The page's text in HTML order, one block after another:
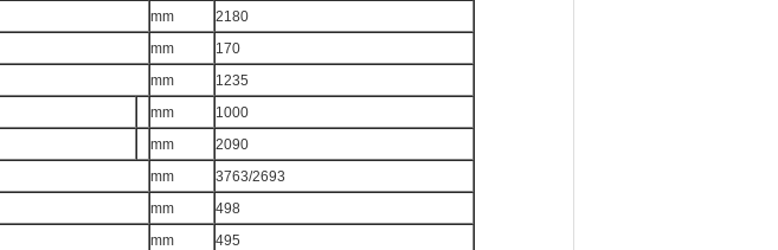
mm
2180
mm
170
mm
1235
mm
1000
mm
2090
mm
3763/2693
mm
498
mm
495